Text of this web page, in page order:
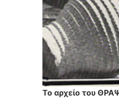
Το αρχείο του